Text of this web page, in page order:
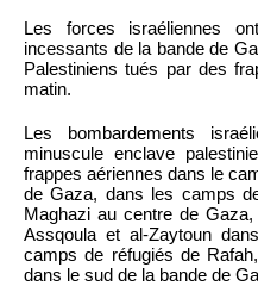
Les forces israéliennes
incessants de la bande de
Palestiniens tués par des
matin.
Les bombardements
minuscule enclave
frappes aériennes dans le
de Gaza, dans les camps
Maghazi au centre de
Assqoula et al-Zaytoun
camps de réfugiés de
dans le sud de la bande de